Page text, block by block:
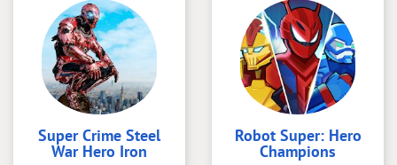
Super Crime Steel
War Hero Iron
Robot Super: Hero
Champions